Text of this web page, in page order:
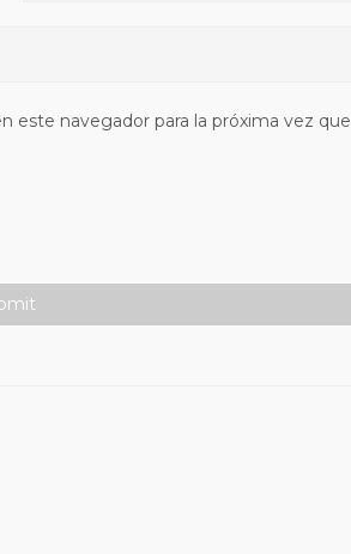
este navegador para la próxima vez que